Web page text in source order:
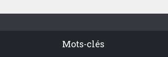
Mots-clés